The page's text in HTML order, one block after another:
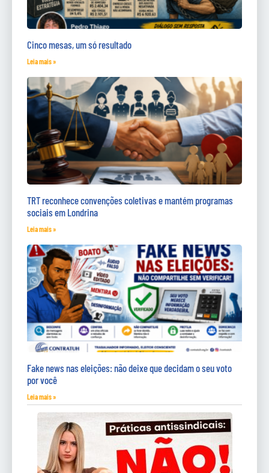
Cinco mesas, um só resultado
Leia mais »
TRT reconhece convenções coletivas e mantém programas
sociais em Londrina
Leia mais »
Fake news nas eleições: não deixe que decidam o seu voto
por você
Leia mais »